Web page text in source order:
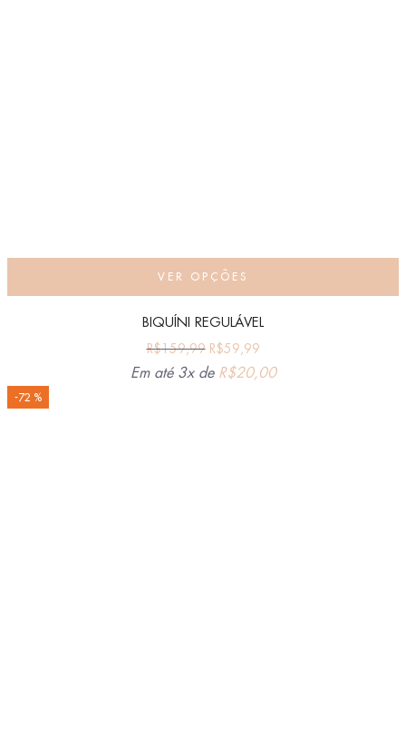
VER OPÇÕES
BIQUÍNI REGULÁVEL
R$159,99 R$59,99
Em até 3x de R$20,00
-72 %